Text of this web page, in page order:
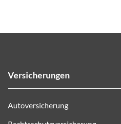
Versicherungen
Autoversicherung